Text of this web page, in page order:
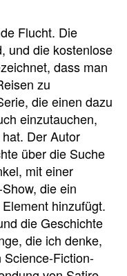
Flucht. Die
und die kostenlose
dass man
zu
die einen dazu
einzutauchen,
Der Autor
über die Suche
mit einer
die ein
hinzufügt.
die Geschichte
die ich denke,
Fiction-